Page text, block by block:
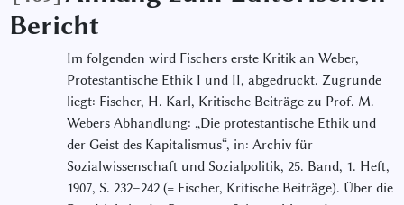
Bericht
Im folgenden wird Fischers erste Kritik an Weber,
Protestantische Ethik I und II, abgedruckt. Zugrunde
liegt: Fischer, H. Karl, Kritische Beiträge zu Prof. Μ.
Webers Abhandlung: „Die protestantische Ethik und
der Geist des Kapitalismus“, in: Archiv für
Sozialwissenschaft und Sozialpolitik, 25. Band, 1. Heft,
1907, S. 232–242 (= Fischer, Kritische Beiträge). Über die